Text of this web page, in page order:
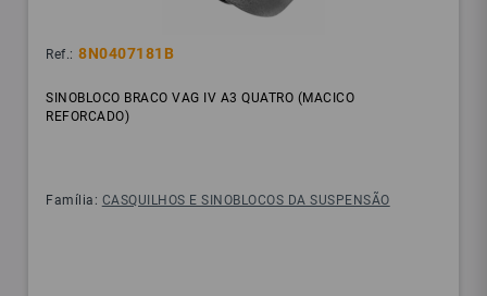
Ref.: 8N0407181B
SINOBLOCO BRACO VAG IV A3 QUATRO (MACICO
REFORCADO)
Família: CASQUILHOS E SINOBLOCOS DA SUSPENSÃO